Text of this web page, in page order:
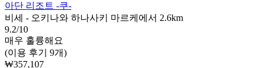
아단 리조트 -쿠-
비세 - 오키나와 하나사키 마르케에서 2.6km
9.2/10
매우 훌륭해요
(이용 후기 9개)
₩357,107